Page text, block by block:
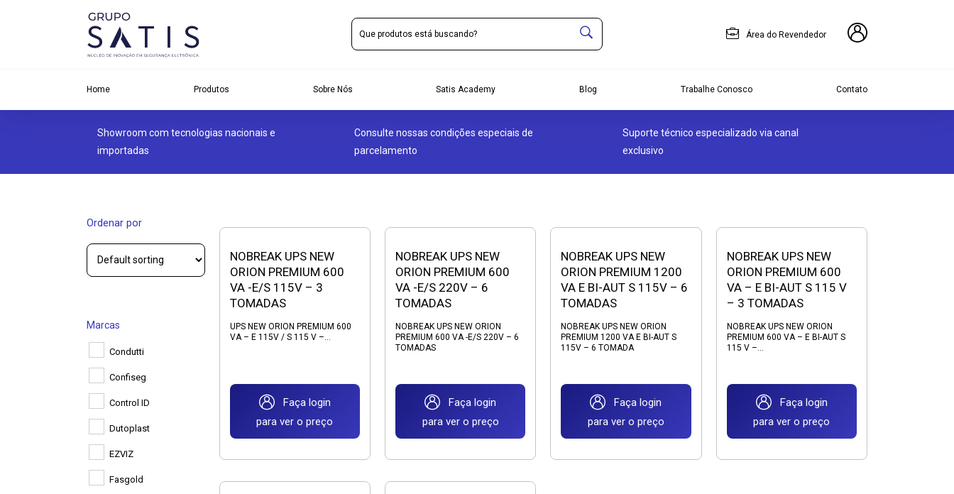
Área do Revendedor
Home Produtos Sobre Nós Satis Academy Blog Trabalhe Conosco Contato
Showroom com tecnologias nacionais e
importadas
Consulte nossas condições especiais de
parcelamento
Suporte técnico especializado via canal
exclusivo
Ordenar por
Marcas
Condutti
Confiseg
Control ID
Dutoplast
EZVIZ
Fasgold
NOBREAK UPS NEW
ORION PREMIUM 600
VA -E/S 115V – 3
TOMADAS
UPS NEW ORION PREMIUM 600
VA – E 115V / S 115 V –...
Faça login
para ver o preço
NOBREAK UPS NEW
ORION PREMIUM 600
VA -E/S 220V – 6
TOMADAS
NOBREAK UPS NEW ORION
PREMIUM 600 VA -E/S 220V – 6
TOMADAS
Faça login
para ver o preço
NOBREAK UPS NEW
ORION PREMIUM 1200
VA E BI-AUT S 115V – 6
TOMADAS
NOBREAK UPS NEW ORION
PREMIUM 1200 VA E BI-AUT S
115V – 6 TOMADA
Faça login
para ver o preço
NOBREAK UPS NEW
ORION PREMIUM 600
VA – E BI-AUT S 115 V
– 3 TOMADAS
NOBREAK UPS NEW ORION
PREMIUM 600 VA – E BI-AUT S
115 V –...
Faça login
para ver o preço